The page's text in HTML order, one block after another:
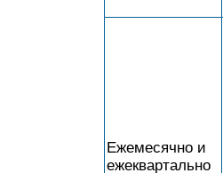
Ежемесячно и
ежеквартально